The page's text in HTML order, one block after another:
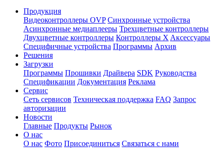
Продукция
Видеоконтроллеры OVP Синхронные устройства
Асинхронные медиаплееры Трехцветные контроллеры
Двухцветные контроллеры Контроллеры X Aксессуары
Специфичные устройства Программы Архив
Решения
Загрузки
Программы Прошивки Драйвера SDK Руководства
Спецификации Документация Реклама
Сервис
Сеть сервисов Техническая поддержка FAQ Запрос
авторизации
Новости
Главные Продукты Рынок
О нас
О нас Фото Присоединиться Связаться с нами